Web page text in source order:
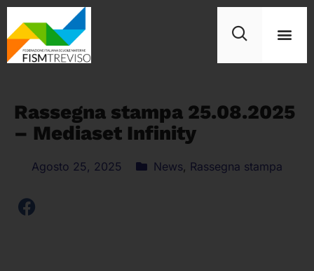
Rassegna stampa 25.08.2025
– Mediaset Infinity
Agosto 25, 2025 News, Rassegna stampa